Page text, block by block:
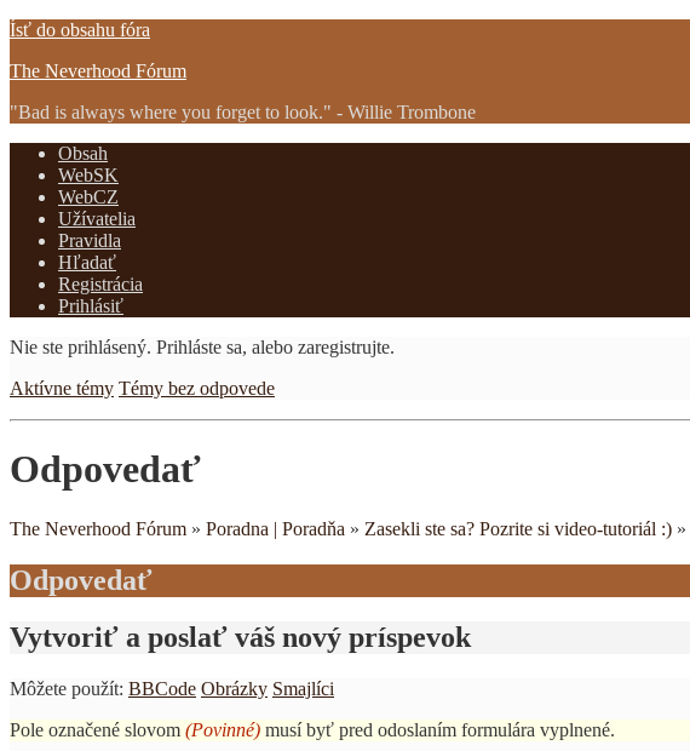
Ísť do obsahu fóra
The Neverhood Fórum
"Bad is always where you forget to look." - Willie Trombone
Obsah
WebSK
WebCZ
Užívatelia
Pravidla
Hľadať
Registrácia
Prihlásiť
Nie ste prihlásený. Prihláste sa, alebo zaregistrujte.
Aktívne témy Témy bez odpovede
Odpovedať
The Neverhood Fórum » Poradna | Poradňa » Zasekli ste sa? Pozrite si video-tutoriál :) »
Odpovedať
Vytvoriť a poslať váš nový príspevok
Môžete použít: BBCode Obrázky Smajlíci
Pole označené slovom (Povinné) musí byť pred odoslaním formulára vyplnené.